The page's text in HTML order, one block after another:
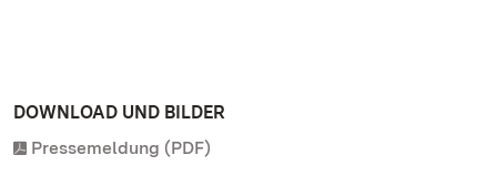
DOWNLOAD UND BILDER
Pressemeldung (PDF)